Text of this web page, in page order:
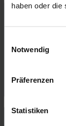
haben oder die
Notwendig
Präferenzen
Statistiken
Wir finanzieren
Ankauf Ihres